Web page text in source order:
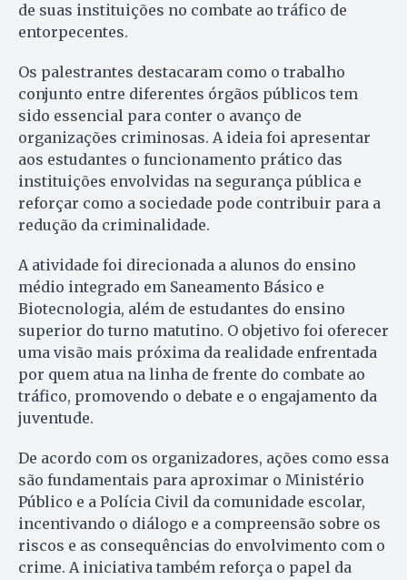
de suas instituições no combate ao tráfico de
entorpecentes.
Os palestrantes destacaram como o trabalho
conjunto entre diferentes órgãos públicos tem
sido essencial para conter o avanço de
organizações criminosas. A ideia foi apresentar
aos estudantes o funcionamento prático das
instituições envolvidas na segurança pública e
reforçar como a sociedade pode contribuir para a
redução da criminalidade.
A atividade foi direcionada a alunos do ensino
médio integrado em Saneamento Básico e
Biotecnologia, além de estudantes do ensino
superior do turno matutino. O objetivo foi oferecer
uma visão mais próxima da realidade enfrentada
por quem atua na linha de frente do combate ao
tráfico, promovendo o debate e o engajamento da
juventude.
De acordo com os organizadores, ações como essa
são fundamentais para aproximar o Ministério
Público e a Polícia Civil da comunidade escolar,
incentivando o diálogo e a compreensão sobre os
riscos e as consequências do envolvimento com o
crime. A iniciativa também reforça o papel da